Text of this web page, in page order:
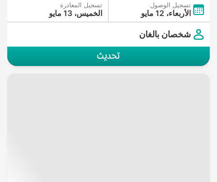
تسجيل الوصول
الأربعاء، 12 مايو
تسجيل المغادرة
الخميس، 13 مايو
شخصان بالغان
تحديث